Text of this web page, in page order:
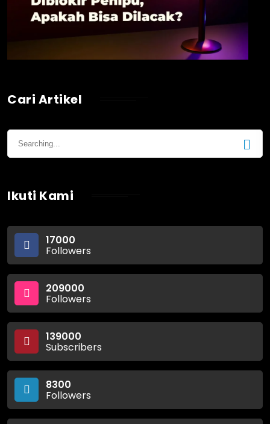
Cari Artikel
Ikuti Kami
17000
Followers
209000
Followers
139000
Subscribers
8300
Followers